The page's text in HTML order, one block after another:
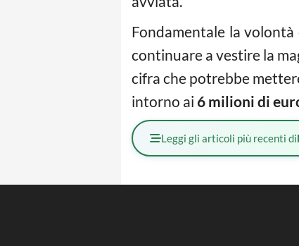
Fondamentale la volontà
continuare a vestire la
cifra che potrebbe
intorno ai 6 milioni di
Leggi gli articoli più recenti di